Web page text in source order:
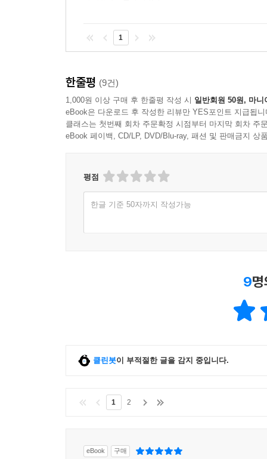
1
한줄평 (9건)
1,000원 이상 구매 후 한줄평 작성 시 일반회원 50원, 마니
eBook은 다운로드 후 작성한 리뷰만 YES포인트 지급됩니
클래스는 첫번째 회차 주문확정 시점부터 마지막 회차 주
eBook 페이백, CD/LP, DVD/Blu-ray, 패션 및 판매금지 상
평점
한글 기준 50자까지 작성가능
9
클린봇이 부적절한 글을 감지 중입니다.
1 2
eBook 구매